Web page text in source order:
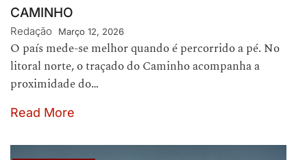
CAMINHO
Redação Março 12, 2026
O país mede-se melhor quando é percorrido a pé. No
litoral norte, o traçado do Caminho acompanha a
proximidade do…
Read More